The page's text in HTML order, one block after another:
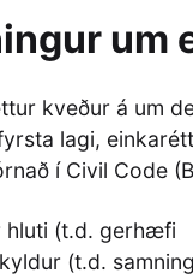
um
kveður á um
lagi,
í Civil Code
(t.d. gerhæfi
(t.d.